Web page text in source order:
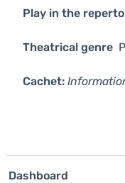
Play in the
Theatrical genre
Cachet:
Dashboard